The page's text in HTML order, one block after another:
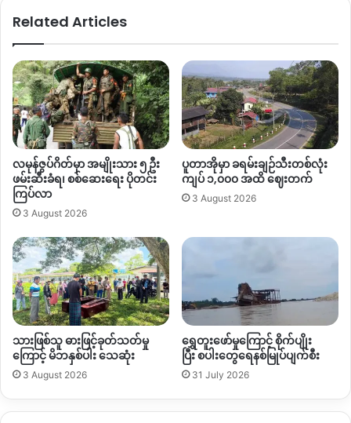
က ဆက်ပြောပါတယ်။
မန့်ဝိန်းကြီးအနီးတစ်ဝိုက်ရှိ ကျေးလက်တောရွာများထဲတွင် တချို့ရွာ
တွေဟာ ဒီနှစ်အစောပိုင်း နေရပ်ပြန်လာနေထိုင်ကြတာ ဖြစ်နေ
သလို ကျေးရွာနယ်နိမိတ်များလည်း သေးငယ်တာကြောင့် မြေရှား
သတ္တုတူးဖော်ရေးလုပ်ငန်းများ ဝင်ရောက်လာမယ့်အပေါ် စိုးရိမ်မှု
များ မြင့်တက်နေကြောင်း သူက ဆက်ပြောပါတယ်။
“ကျနော်တို့ရွာက သေးသေးလေး။
ဘေးပတ်ပတ်လည်မှာ
လည်း တခြားရွာတွေ အများကြီးရှိတယ်။ ဒီရွာတွေက နယ်နိမိတ်
ချင်း ဆက်စပ်နေကြတာ။ ဒါကြောင့် ကျနော်တို့ရွာမှာ
မလုပ်
ရင်တောင်
ဘယ်လိုဖြစ်မလဲဆို
Related Articles
လမုန်ဇွပ်ဂိတ်မှာ အမျိုးသား ၅ ဦး
ဖမ်းဆီးခံရ၊ စစ်ဆေးရေး ပိုတင်း
ကြပ်လာ
3 August 2026
ပူတာအိုမှာ ခရမ်းချဉ်သီးတစ်လုံး
ကျပ် ၁,၀၀၀ အထိ ဈေးတက်
3 August 2026
သားဖြစ်သူ ဓားဖြင့်ခုတ်သတ်မှု
ကြောင့် မိဘနှစ်ပါး သေဆုံး
3 August 2026
ရွှေတူးဖော်မှုကြောင့် စိုက်ပျိုး
ပြီး စပါးတွေရေနစ်မြုပ်ပျက်စီး
31 July 2026